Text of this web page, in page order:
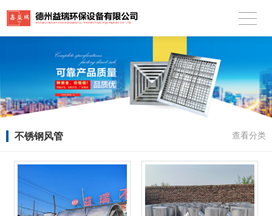
不锈钢风管 查看分类